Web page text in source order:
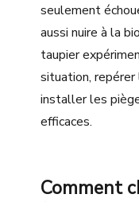
seulement
aussi nuire à la
taupier
situation,
installer les
efficaces.
Comment